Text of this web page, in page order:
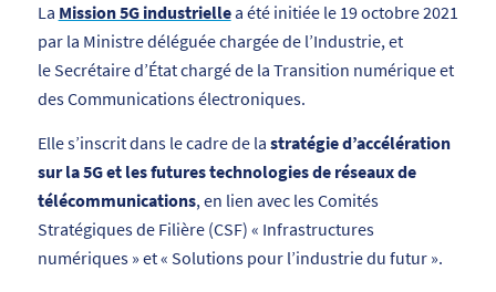
La Mission 5G industriellea été initiée le 19 octobre 2021
par la Ministre déléguée chargée de l’Industrie, et
le Secrétaire d’État chargé de la Transition numérique et
des Communications électroniques.
Elle s’inscrit dans le cadre de la stratégie d’accélération
sur la 5G et les futures technologies de réseaux de
télécommunications, en lien avec les Comités
Stratégiques de Filière (CSF) « Infrastructures
numériques » et « Solutions pour l’industrie du futur ».